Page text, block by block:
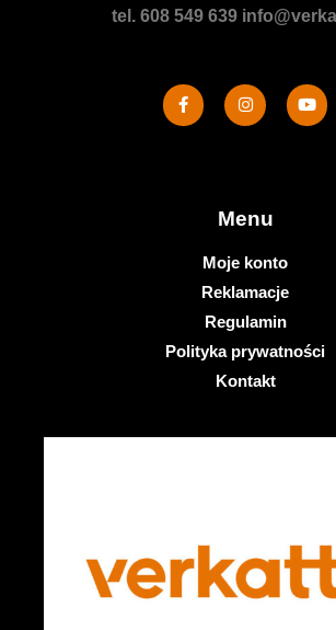
tel. 608 549 639
Menu
Moje konto
Reklamacje
Regulamin
Polityka prywatności
Kontakt